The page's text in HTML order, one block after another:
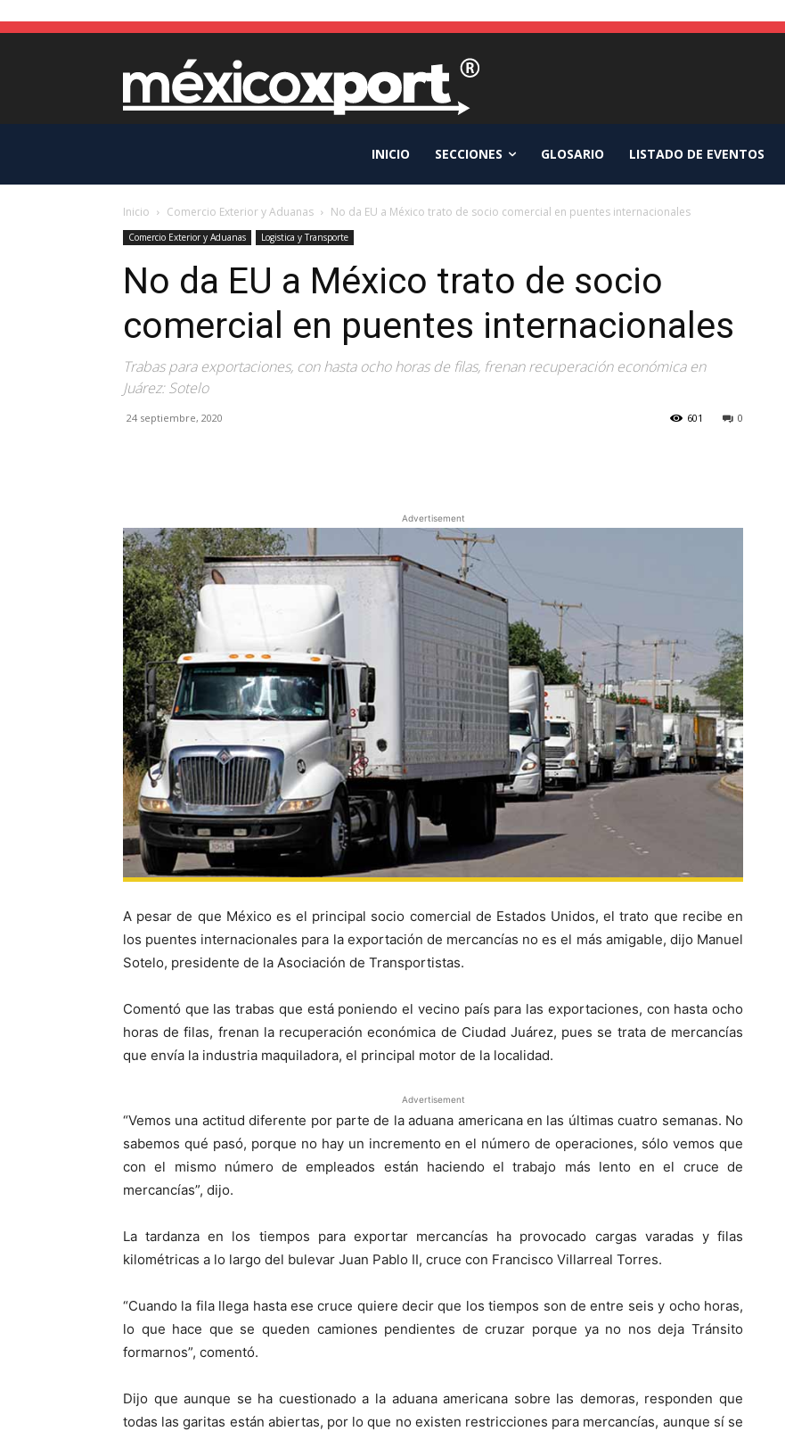
INICIO SECCIONES GLOSARIO LISTADO DE EVENTOS
Inicio Comercio Exterior y Aduanas No da EU a México trato de socio comercial en puentes internacionales
Comercio Exterior y Aduanas Logistica y Transporte
No da EU a México trato de socio
comercial en puentes internacionales
Trabas para exportaciones, con hasta ocho horas de filas, frenan recuperación económica en
Juárez: Sotelo
24 septiembre, 2020 0
601
Advertisement
A pesar de que México es el principal socio comercial de Estados Unidos, el trato que recibe en
los puentes internacionales para la exportación de mercancías no es el más amigable, dijo Manuel
Sotelo, presidente de la Asociación de Transportistas.
Comentó que las trabas que está poniendo el vecino país para las exportaciones, con hasta ocho
horas de filas, frenan la recuperación económica de Ciudad Juárez, pues se trata de mercancías
que envía la industria maquiladora, el principal motor de la localidad.
Advertisement
“Vemos una actitud diferente por parte de la aduana americana en las últimas cuatro semanas. No
sabemos qué pasó, porque no hay un incremento en el número de operaciones, sólo vemos que
con el mismo número de empleados están haciendo el trabajo más lento en el cruce de
mercancías”, dijo.
La tardanza en los tiempos para exportar mercancías ha provocado cargas varadas y filas
kilométricas a lo largo del bulevar Juan Pablo II, cruce con Francisco Villarreal Torres.
“Cuando la fila llega hasta ese cruce quiere decir que los tiempos son de entre seis y ocho horas,
lo que hace que se queden camiones pendientes de cruzar porque ya no nos deja Tránsito
formarnos”, comentó.
Dijo que aunque se ha cuestionado a la aduana americana sobre las demoras, responden que
todas las garitas están abiertas, por lo que no existen restricciones para mercancías, aunque sí se